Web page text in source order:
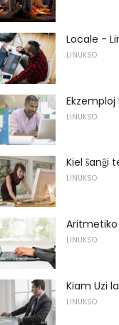
Locale -
LINUKSO
Ekzemploj
LINUKSO
Kiel ŝanĝi
LINUKSO
Aritmetiko
LINUKSO
Kiam Uzi
LINUKSO